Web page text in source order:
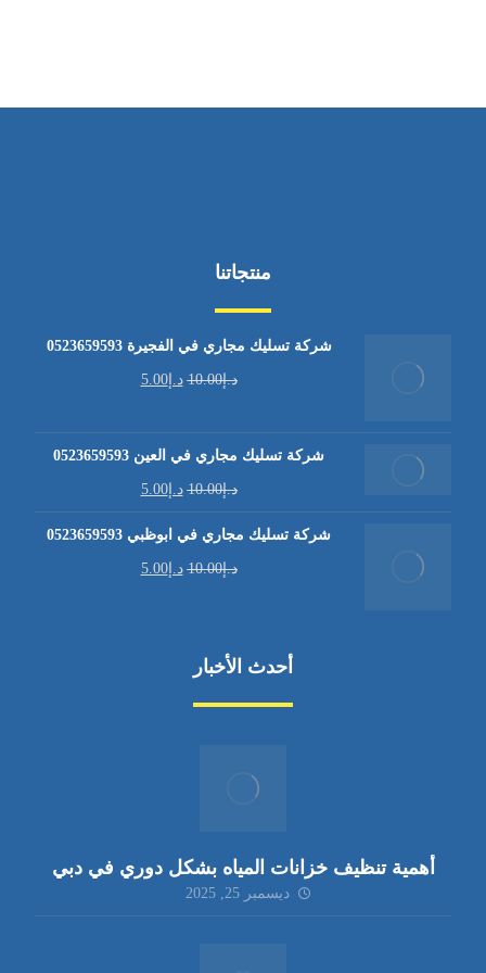
منتجاتنا
شركة تسليك مجاري في الفجيرة 0523659593
د.إ10.00 د.إ5.00
شركة تسليك مجاري في العين 0523659593
د.إ10.00 د.إ5.00
شركة تسليك مجاري في ابوظبي 0523659593
د.إ10.00 د.إ5.00
أحدث الأخبار
أهمية تنظيف خزانات المياه بشكل دوري في دبي
ديسمبر 25, 2025